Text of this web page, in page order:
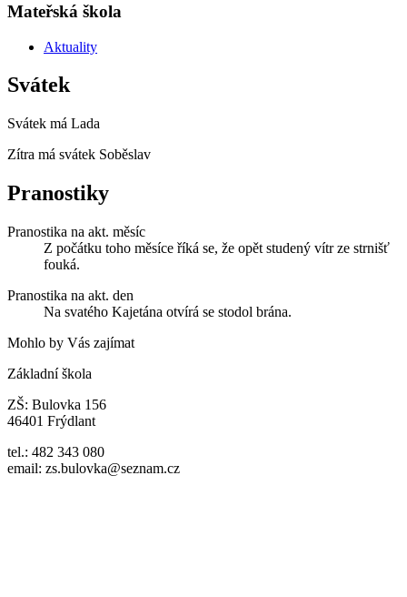
Mateřská škola
Aktuality
Svátek
Svátek má Lada
Zítra má svátek Soběslav
Pranostiky
Pranostika na akt. měsíc
Z počátku toho měsíce říká se, že opět studený vítr ze strnišť
fouká.
Pranostika na akt. den
Na svatého Kajetána otvírá se stodol brána.
Mohlo by Vás zajímat
Základní škola
ZŠ: Bulovka 156
46401 Frýdlant
tel.: 482 343 080
email: zs.bulovka@seznam.cz